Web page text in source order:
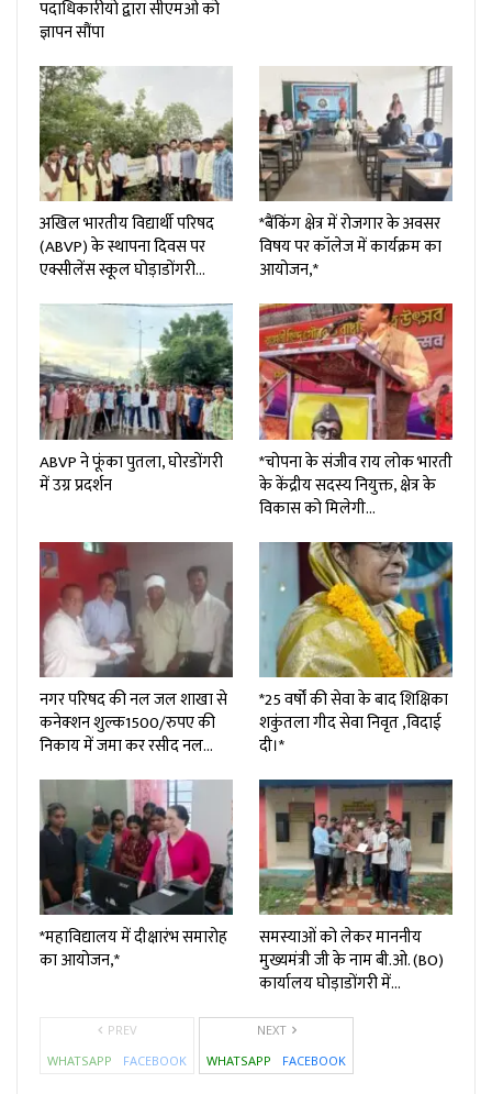
पदाधिकारीयो द्वारा सीएमओ को
ज्ञापन सौंपा
अखिल भारतीय विद्यार्थी परिषद
(ABVP) के स्थापना दिवस पर
एक्सीलेंस स्कूल घोड़ाडोंगरी…
*बैंकिंग क्षेत्र में रोजगार के अवसर
विषय पर कॉलेज में कार्यक्रम का
आयोजन,*
ABVP ने फूंका पुतला, घोरडोंगरी
में उग्र प्रदर्शन
*चोपना के संजीव राय लोक भारती
के केंद्रीय सदस्य नियुक्त, क्षेत्र के
विकास को मिलेगी…
नगर परिषद की नल जल शाखा से
कनेक्शन शुल्क₹1500/रुपए की
निकाय में जमा कर रसीद नल…
*25 वर्षों की सेवा के बाद शिक्षिका
शकुंतला गीद सेवा निवृत ,विदाई
दी।*
*महाविद्यालय में दीक्षारंभ समारोह
का आयोजन,*
समस्याओं को लेकर माननीय
मुख्यमंत्री जी के नाम बी.ओ. (BO)
कार्यालय घोड़ाडोंगरी में…
PREV
WHATSAPP
FACEBOOK
NEXT
WHATSAPP
FACEBOOK